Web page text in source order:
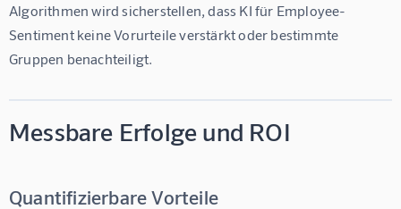
Algorithmen wird sicherstellen, dass KI für Employee-
Sentiment keine Vorurteile verstärkt oder bestimmte
Gruppen benachteiligt.
Messbare Erfolge und ROI
Quantifizierbare Vorteile